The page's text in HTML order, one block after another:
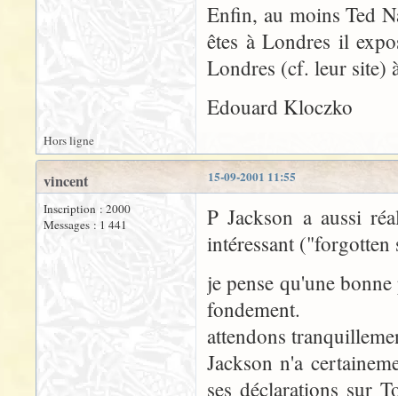
Enfin, au moins Ted
êtes à Londres il
Londres (cf. leur site)
Edouard Kloczko
Hors ligne
15-09-2001 11:55
vincent
Inscription : 2000
Messages : 1 441
P Jackson a aussi
intéressant ("forgotten
je pense qu'une
fondement.
attendons
Jackson n'a
ses déclarations sur